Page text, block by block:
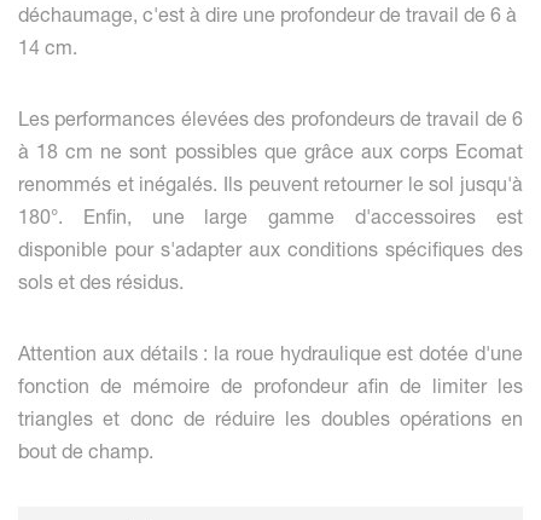
déchaumage, c'est à dire une profondeur de travail de 6 à
14 cm.
Les performances élevées des profondeurs de travail de 6
à 18 cm ne sont possibles que grâce aux corps Ecomat
renommés et inégalés. Ils peuvent retourner le sol jusqu'à
180°. Enfin, une large gamme d'accessoires est
disponible pour s'adapter aux conditions spécifiques des
sols et des résidus.
Attention aux détails : la roue hydraulique est dotée d'une
fonction de mémoire de profondeur afin de limiter les
triangles et donc de réduire les doubles opérations en
bout de champ.